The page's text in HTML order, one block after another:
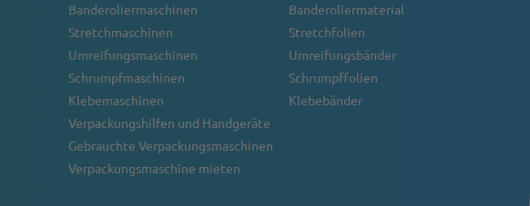
Banderoliermaschinen
Stretchmaschinen
Umreifungsmaschinen
Schrumpfmaschinen
Klebemaschinen
Verpackungshilfen und Handgeräte
Gebrauchte Verpackungsmaschinen
Verpackungsmaschine mieten
Banderoliermaterial
Stretchfolien
Umreifungsbänder
Schrumpffolien
Klebebänder